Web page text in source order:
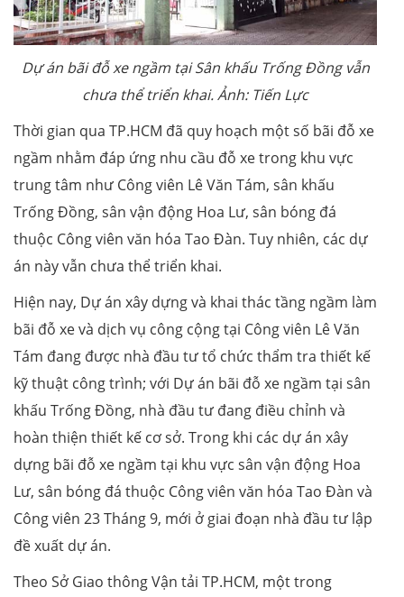
Dự án bãi đỗ xe ngầm tại Sân khấu Trống Đồng vẫn
chưa thể triển khai. Ảnh: Tiến Lực
Thời gian qua TP.HCM đã quy hoạch một số bãi đỗ xe
ngầm nhằm đáp ứng nhu cầu đỗ xe trong khu vực
trung tâm như Công viên Lê Văn Tám, sân khấu
Trống Đồng, sân vận động Hoa Lư, sân bóng đá
thuộc Công viên văn hóa Tao Đàn. Tuy nhiên, các dự
án này vẫn chưa thể triển khai.
Hiện nay, Dự án xây dựng và khai thác tầng ngầm làm
bãi đỗ xe và dịch vụ công cộng tại Công viên Lê Văn
Tám đang được nhà đầu tư tổ chức thẩm tra thiết kế
kỹ thuật công trình; với Dự án bãi đỗ xe ngầm tại sân
khấu Trống Đồng, nhà đầu tư đang điều chỉnh và
hoàn thiện thiết kế cơ sở. Trong khi các dự án xây
dựng bãi đỗ xe ngầm tại khu vực sân vận động Hoa
Lư, sân bóng đá thuộc Công viên văn hóa Tao Đàn và
Công viên 23 Tháng 9, mới ở giai đoạn nhà đầu tư lập
đề xuất dự án.
Theo Sở Giao thông Vận tải TP.HCM, một trong